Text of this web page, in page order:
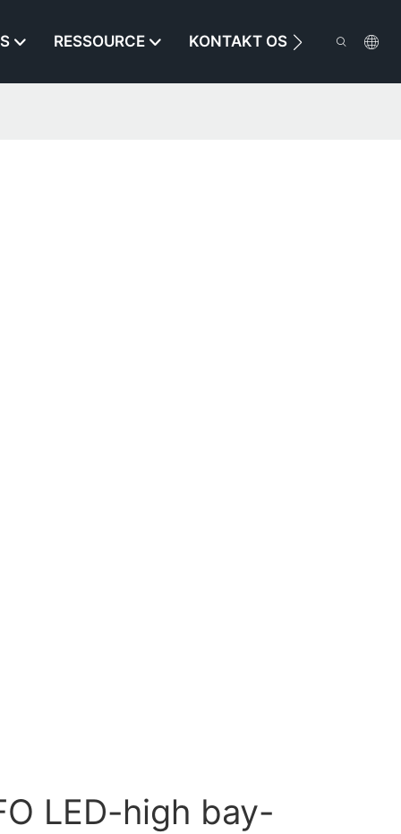
RESSOURCE KONTAKT OS
LED-high bay-